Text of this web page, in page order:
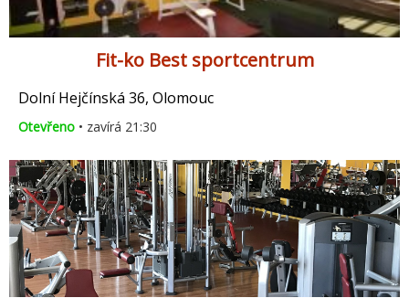
Fit-ko Best sportcentrum
Dolní Hejčínská 36, Olomouc
Otevřeno • zavírá 21:30